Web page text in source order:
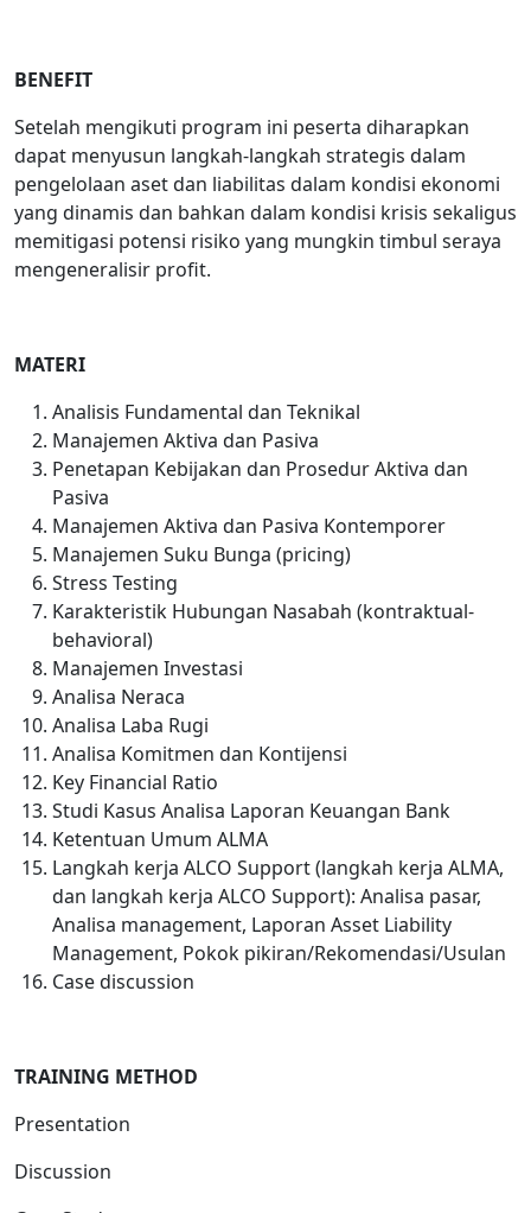
BENEFIT
Setelah mengikuti program ini peserta diharapkan
dapat menyusun langkah-langkah strategis dalam
pengelolaan aset dan liabilitas dalam kondisi ekonomi
yang dinamis dan bahkan dalam kondisi krisis sekaligus
memitigasi potensi risiko yang mungkin timbul seraya
mengeneralisir profit.
MATERI
Analisis Fundamental dan Teknikal
Manajemen Aktiva dan Pasiva
Penetapan Kebijakan dan Prosedur Aktiva dan
Pasiva
Manajemen Aktiva dan Pasiva Kontemporer
Manajemen Suku Bunga (pricing)
Stress Testing
Karakteristik Hubungan Nasabah (kontraktual-
behavioral)
Manajemen Investasi
Analisa Neraca
Analisa Laba Rugi
Analisa Komitmen dan Kontijensi
Key Financial Ratio
Studi Kasus Analisa Laporan Keuangan Bank
Ketentuan Umum ALMA
Langkah kerja ALCO Support (langkah kerja ALMA,
dan langkah kerja ALCO Support): Analisa pasar,
Analisa management, Laporan Asset Liability
Management, Pokok pikiran/Rekomendasi/Usulan
Case discussion
TRAINING METHOD
Presentation
Discussion